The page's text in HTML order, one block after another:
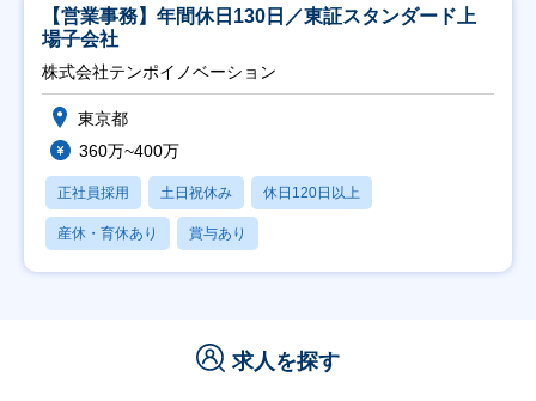
【営業事務】年間休日130日／東証スタンダード上
場子会社
株式会社テンポイノベーション
東京都
360万~400万
正社員採用 土日祝休み 休日120日以上
産休・育休あり 賞与あり
求人を探す